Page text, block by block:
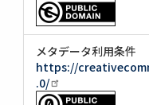
メタデータ利用条件
https://
.0/